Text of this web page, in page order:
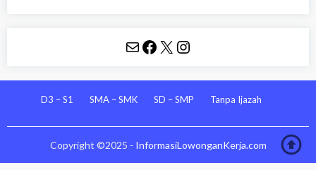
Mail Facebook X Instagram
D3 – S1 SMA – SMK SD – SMP Tanpa Ijazah
Copyright ©2025 - InformasiLowonganKerja.com